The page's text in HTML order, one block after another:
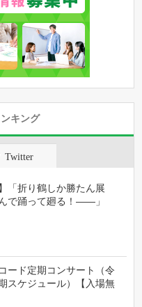
キング
Twitter
】「折り鶴しか勝たん展
で踊って廻る！――」
ード定期コンサート（令
スケジュール）【入場無